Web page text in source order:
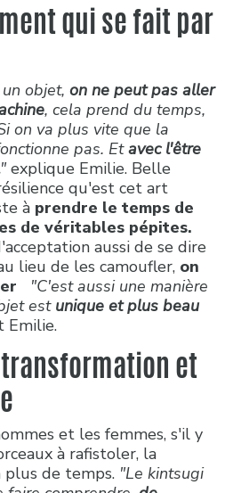
qui se fait par
objet, on ne peut pas aller
, cela prend du temps,
on va plus vite que la
pas. Etavec l'être
"explique Emilie. Belle
qu'est cet art
à prendre le temps de
de véritables pépites.
aussi de se dire
lieu de les camoufler, on
"C'est aussi une manière
est unique et plus beau
Emilie.
et
et les femmes, s'il y
à rafistoler, la
de temps. "Le kintsugi